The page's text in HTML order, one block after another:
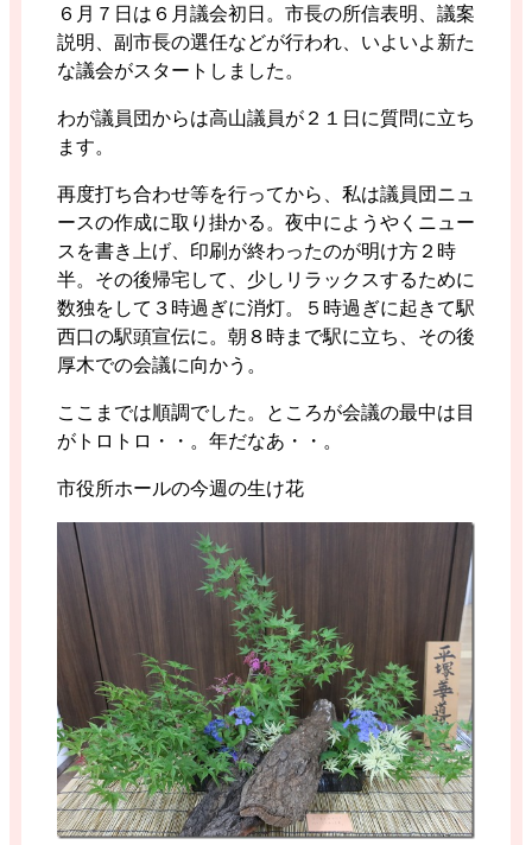
６月７日は６月議会初日。市長の所信表明、議案
説明、副市長の選任などが行われ、いよいよ新た
な議会がスタートしました。
わが議員団からは高山議員が２１日に質問に立ち
ます。
再度打ち合わせ等を行ってから、私は議員団ニュ
ースの作成に取り掛かる。夜中にようやくニュー
スを書き上げ、印刷が終わったのが明け方２時
半。その後帰宅して、少しリラックスするために
数独をして３時過ぎに消灯。５時過ぎに起きて駅
西口の駅頭宣伝に。朝８時まで駅に立ち、その後
厚木での会議に向かう。
ここまでは順調でした。ところが会議の最中は目
がトロトロ・・。年だなあ・・。
市役所ホールの今週の生け花